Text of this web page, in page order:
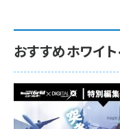
おすすめホワイ
環境対
次世代